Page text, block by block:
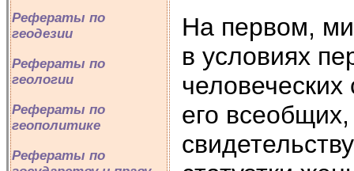
Рефераты по
геодезии
Рефераты по
геологии
Рефераты по
геополитике
Рефераты по
На первом,
в условиях
его